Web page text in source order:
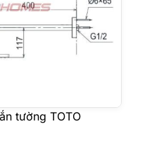
tường TOTO